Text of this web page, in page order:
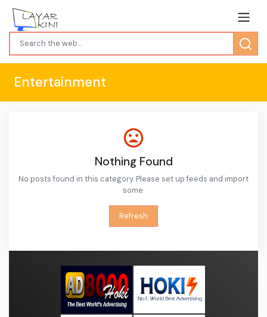
Entertainment
Nothing Found
No posts found in this category. Please set up feeds and import
some.
Refresh